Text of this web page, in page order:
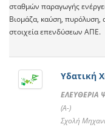
σταθμών παραγωγής
Βιομάζα, καύση, πυρόλυση,
στοιχεία επενδύσεων ΑΠΕ.
Υδατική
ΕΛΕΥΘΕΡΙΑ
(A-)
Σχολή